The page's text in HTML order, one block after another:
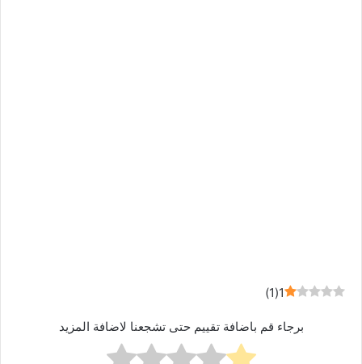
1
(
1
)
برجاء قم باضافة تقييم حتى تشجعنا لاضافة المزيد